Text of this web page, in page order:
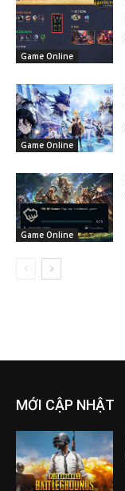
Game Online
Game Online
Game Online
MỚI CẬP NHẬT